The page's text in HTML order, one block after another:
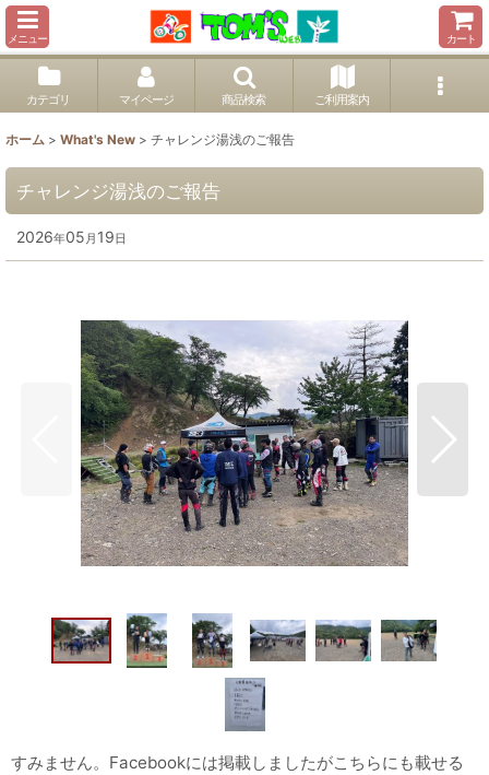
メニュー カート
カテゴリ マイページ 商品検索 ご利用案内
ホーム > What's New > チャレンジ湯浅のご報告
チャレンジ湯浅のご報告
2026年05 月 19日
すみません。Facebookには掲載しましたがこちらにも載せる